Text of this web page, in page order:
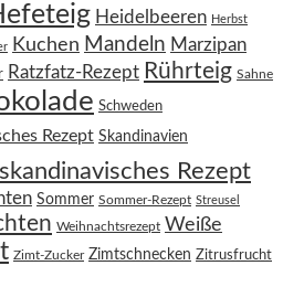
Heidelbeeren Herbst
Kuchen Mandeln Marzipan
Ratzfatz-Rezept Rührteig Sahne
Schweden
Rezept Skandinavien
skandinavisches Rezept
Sommer Sommer-Rezept Streusel
Weihnachtsrezept Weiße
Zimt-Zucker Zimtschnecken Zitrusfrucht